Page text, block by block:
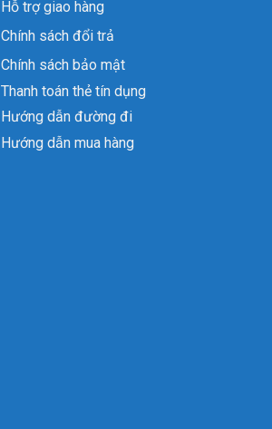
Hỗ trợ giao hàng
Chính sách đổi trả
Chính sách bảo mật
Thanh toán thẻ tín dụng
Hướng dẫn đường đi
Hướng dẫn mua hàng